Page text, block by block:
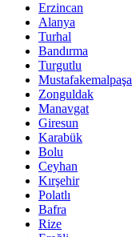
Erzincan
Alanya
Turhal
Bandırma
Turgutlu
Mustafakemalpaşa
Zonguldak
Manavgat
Giresun
Karabük
Bolu
Ceyhan
Kırşehir
Polatlı
Bafra
Rize